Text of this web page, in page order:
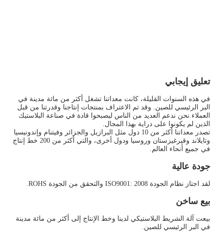
تعليق إيجابي
الذين لم يكونوا على دراية بهذا المجال.
في جميع أنحاء العالم.
جودة عالية
لقد اجتاز نظام الجودة ISO9001: 2008 والتحقق من الجودة ROHS.
بيع ساخن
في البر الرئيسي للصين.